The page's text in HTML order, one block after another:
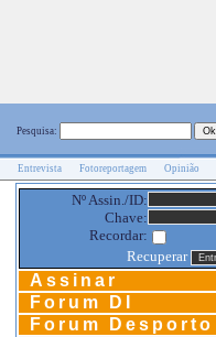
Pesquisa:
Entrevista Fotoreportagem Opinião
Nº Assin./ID:
Chave:
Recordar:
Recuperar
Assinar
Forum DI
Forum Desporto